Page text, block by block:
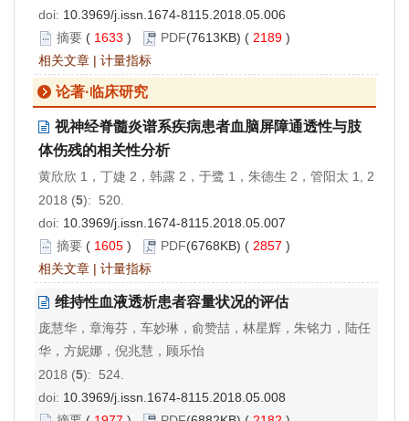
doi: 10.3969/j.issn.1674-8115.2018.05.006
摘要 ( 1633 ) PDF(7613KB) ( 2189 )
相关文章 | 计量指标
论著·临床研究
视神经脊髓炎谱系疾病患者血脑屏障通透性与肢
体伤残的相关性分析
黄欣欣 1，丁婕 2，韩露 2，于鹭 1，朱德生 2，管阳太 1, 2
2018 (5): 520.
doi: 10.3969/j.issn.1674-8115.2018.05.007
摘要 ( 1605 ) PDF(6768KB) ( 2857 )
相关文章 | 计量指标
维持性血液透析患者容量状况的评估
庞慧华，章海芬，车妙琳，俞赞喆，林星辉，朱铭力，陆任
华，方妮娜，倪兆慧，顾乐怡
2018 (5): 524.
doi: 10.3969/j.issn.1674-8115.2018.05.008